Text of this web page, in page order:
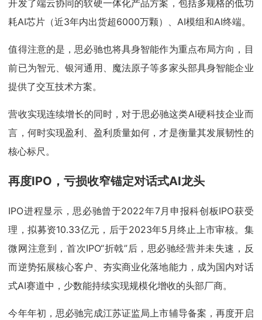
开发了端云协同的软硬一体化产品方案，包括多规格的低功
耗AI芯片（近3年内出货超6000万颗）、AI模组和AI终端。
值得注意的是，思必驰也将具身智能作为重点布局方向，目
前已为智元、银河通用、魔法原子等多家头部具身智能企业
提供了交互技术方案。
营收实现连续增长的同时，对于思必驰这类AI硬科技企业而
言，何时实现盈利、盈利质量如何，才是衡量其发展韧性的
核心标尺。
再度IPO，亏损收窄锚定对话式AI龙头
IPO进程显示，思必驰曾于2022年7月申报科创板IPO获受
理，拟募资10.33亿元，后于2023年5月终止上市审核。集
微网注意到，首次IPO“折戟”后，思必驰经营并未失速，反
而逆势拓展核心客户、夯实商业化落地能力，成为国内对话
式AI赛道中，少数能持续实现规模化增收的头部厂商。
今年年初，思必驰完成江苏证监局上市辅导备案，再度开启